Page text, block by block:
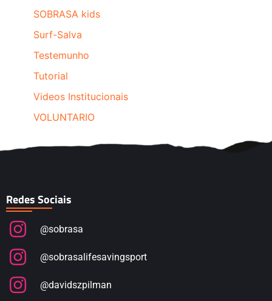
SOBRASA kids
Surf-Salva
Testemunho
Tutorial
Videos Institucionais
VOLUNTARIO
Redes Sociais
@sobrasa
@sobrasalifesavingsport
@davidszpilman